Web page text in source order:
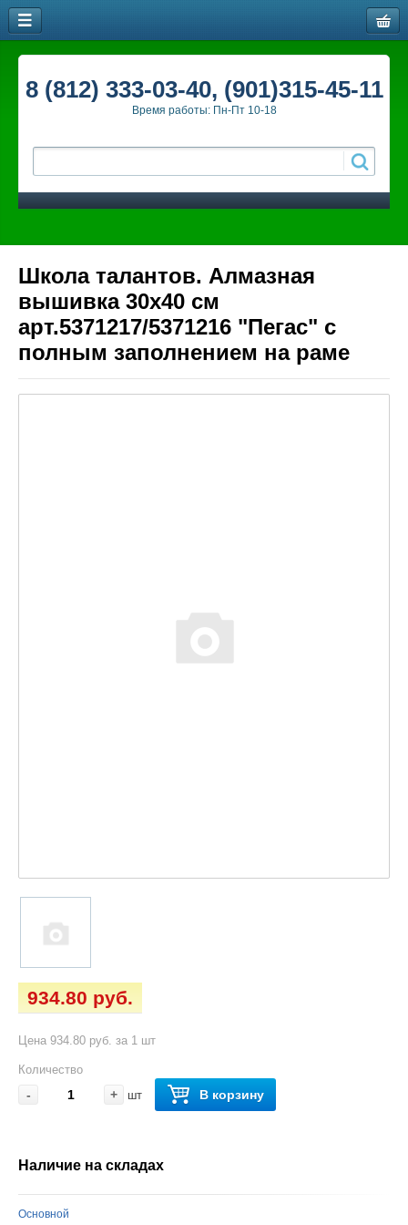
8 (812) 333-03-40, (901)315-45-11
Время работы: Пн-Пт 10-18
Школа талантов. Алмазная
вышивка 30x40 см
арт.5371217/5371216 "Пегас" с
полным заполнением на раме
934.80 руб.
Цена 934.80 руб. за 1 шт
Количество
- + шт В корзину
Наличие на складах
Основной